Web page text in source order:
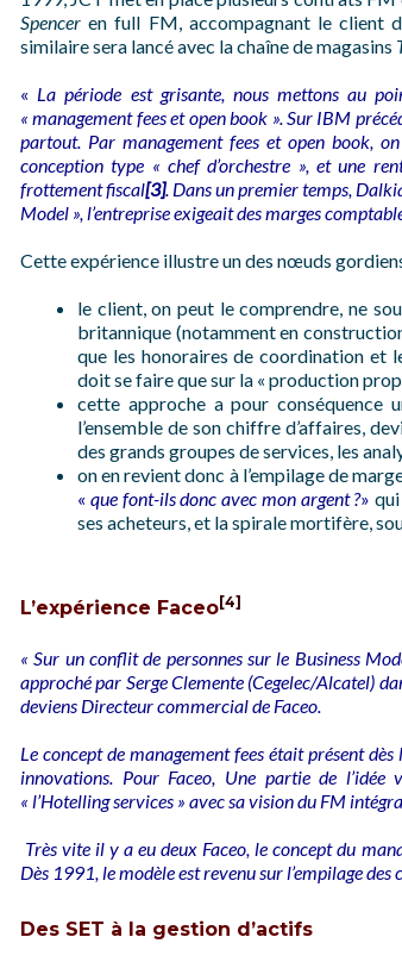
Spencer en full FM, accompagnant le client
similaire sera lancé avec la chaîne de magasins
« La période est grisante, nous mettons au
« management fees et open book ». Sur IBM
partout. Par management fees et open book,
conception type « chef d’orchestre », et une
frottement fiscal[3]. Dans un premier temps,
Model », l’entreprise exigeait des marges
Cette expérience illustre un des nœuds
le client, on peut le comprendre, ne
britannique (notamment en
que les honoraires de coordination et
doit se faire que sur la « production
cette approche a pour conséquence
l’ensemble de son chiffre d’affaires,
des grands groupes de services, les
on en revient donc à l’empilage de
« que font-ils donc avec mon argent ?»
ses acheteurs, et la spirale mortifère,
L’expérience Faceo[4]
« Sur un conflit de personnes sur le Business
approché par Serge Clemente (Cegelec/Alcatel)
deviens Directeur commercial de Faceo.
Le concept de management fees était présent
innovations. Pour Faceo, Une partie de
« l’Hotelling services » avec sa vision du FM
Très vite il y a eu deux Faceo, le concept du
Dès 1991, le modèle est revenu sur l’empilage des
Des SET à la gestion d’actifs